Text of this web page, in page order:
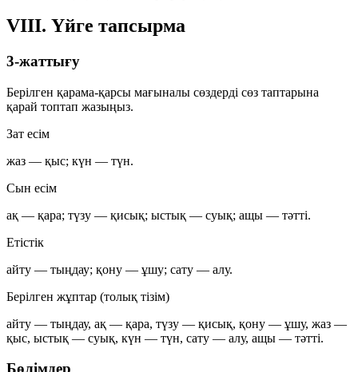
VIII. Үйге тапсырма
3-жаттығу
Берілген қарама-қарсы мағыналы сөздерді сөз таптарына
қарай топтап жазыңыз.
Зат есім
жаз — қыс; күн — түн.
Сын есім
ақ — қара; түзу — қисық; ыстық — суық; ащы — тәтті.
Етістік
айту — тыңдау; қону — ұшу; сату — алу.
Берілген жұптар (толық тізім)
айту — тыңдау, ақ — қара, түзу — қисық, қону — ұшу, жаз —
қыс, ыстық — суық, күн — түн, сату — алу, ащы — тәтті.